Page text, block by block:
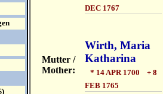
DEC 1767
Mutter /
Mother:
Wirth, Maria
Katharina
* 14 APR 1700 + 8
FEB 1765